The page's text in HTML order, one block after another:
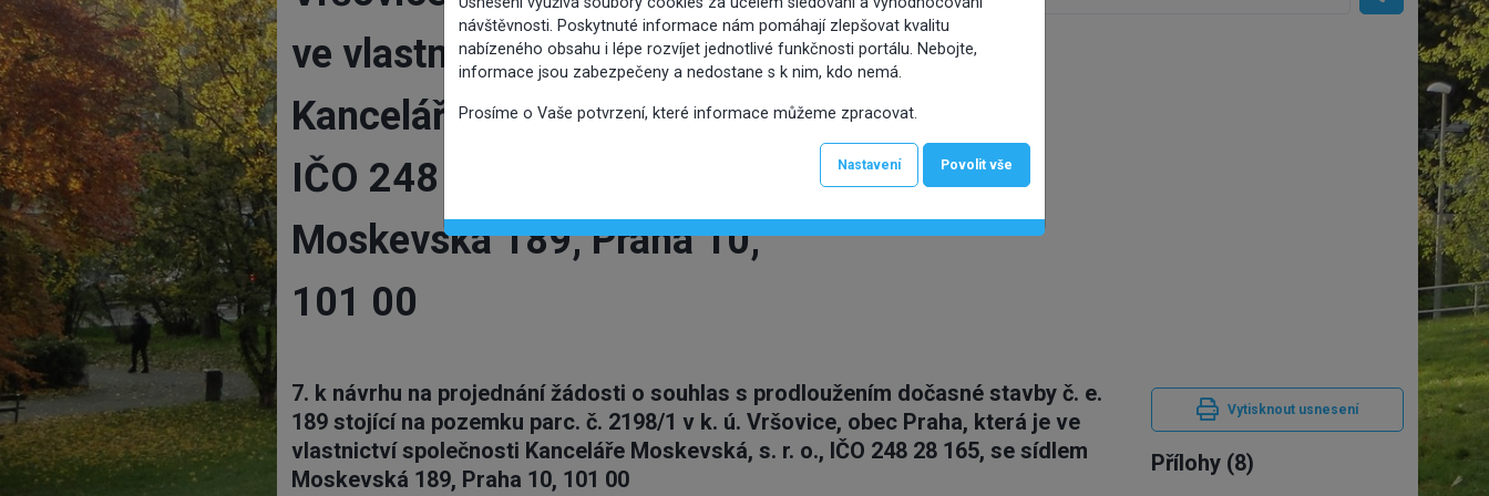
ve vlastnictví společnosti
Kanceláře Moskevská, s. r. o.,
IČO 248 28 165, se sídlem
Moskevská 189, Praha 10,
101 00
7. k návrhu na projednání žádosti o souhlas s prodloužením dočasné stavby č. e.
189 stojící na pozemku parc. č. 2198/1 v k. ú. Vršovice, obec Praha, která je ve
vlastnictví společnosti Kanceláře Moskevská, s. r. o., IČO 248 28 165, se sídlem
Moskevská 189, Praha 10, 101 00
Vytisknout usnesení
Přílohy (8)
návštěvnosti. Poskytnuté informace nám pomáhají zlepšovat kvalitu
nabízeného obsahu i lépe rozvíjet jednotlivé funkčnosti portálu. Nebojte,
informace jsou zabezpečeny a nedostane s k nim, kdo nemá.
Prosíme o Vaše potvrzení, které informace můžeme zpracovat.
Nastavení Povolit vše